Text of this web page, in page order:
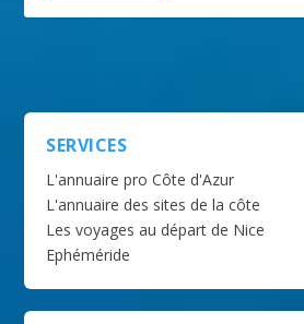
SERVICES
L'annuaire pro Côte d'Azur
L'annuaire des sites de la côte
Les voyages au départ de Nice
Ephéméride